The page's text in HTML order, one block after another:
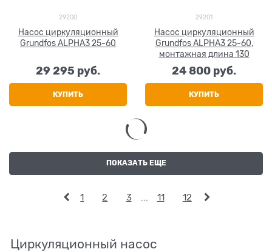
29200
Насос циркуляционный
Grundfos ALPHA3 25-60
29 295 руб.
КУПИТЬ
29201
Насос циркуляционный
Grundfos ALPHA3 25-60,
монтажная длина 130
24 800 руб.
КУПИТЬ
ПОКАЗАТЬ ЕЩЕ
1 2 3 11 12
Циркуляционный насос